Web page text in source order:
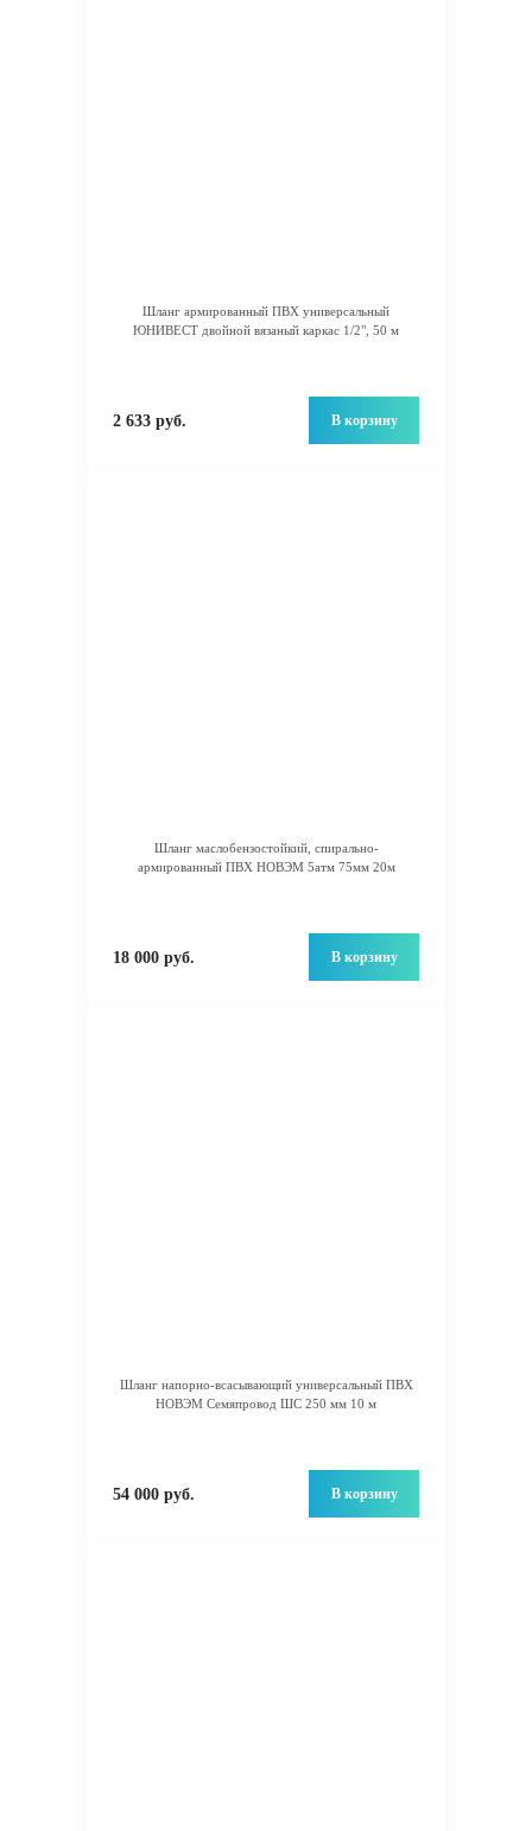
Шланг армированный ПВХ универсальный
ЮНИВЕСТ двойной вязаный каркас 1/2", 50 м
2 633 руб. В корзину
Шланг маслобензостойкий, спирально-
армированный ПВХ НОВЭМ 5атм 75мм 20м
18 000 руб. В корзину
Шланг напорно-всасывающий универсальный ПВХ
НОВЭМ Семяпровод ШС 250 мм 10 м
54 000 руб. В корзину